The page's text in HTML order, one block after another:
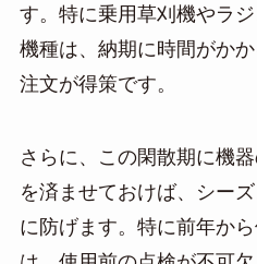
す。特に乗用草刈機やラ
機種は、納期に時間がか
注文が得策です。
さらに、この閑散期に機
を済ませておけば、シー
に防げます。特に前年か